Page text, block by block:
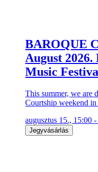
BAROQUE
August
Music
This summer, we are
Courtship weekend in
augusztus 15., 15:00
Jegyvásárlás